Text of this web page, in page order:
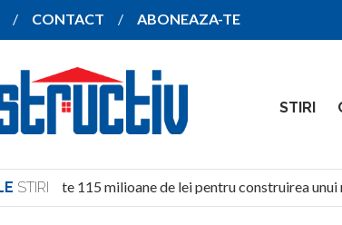
CONTACT ABONEAZA-TE
STIRI
STIRI
de peste 115 milioane de lei pentru construirea unui